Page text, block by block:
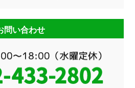
問い合わせ